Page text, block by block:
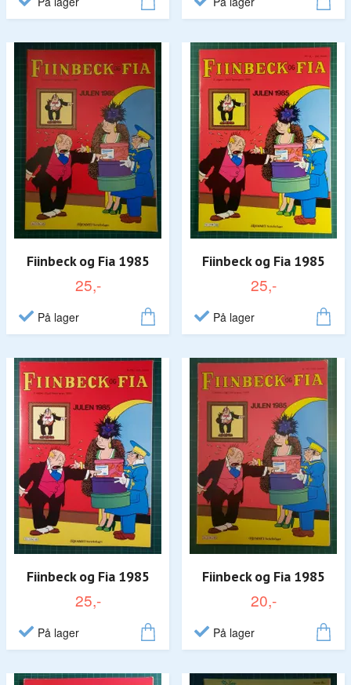
Fiinbeck og Fia 1985
25,-
På lager
Fiinbeck og Fia 1985
25,-
På lager
Fiinbeck og Fia 1985
25,-
På lager
Fiinbeck og Fia 1985
20,-
På lager